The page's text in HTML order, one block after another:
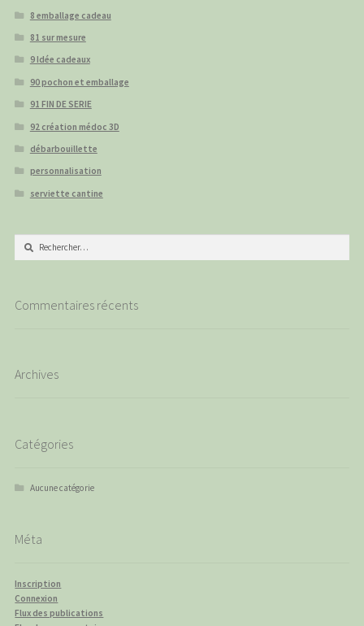
8 emballage cadeau
81 sur mesure
9 Idée cadeaux
90 pochon et emballage
91 FIN DE SERIE
92 création médoc 3D
débarbouillette
personnalisation
serviette cantine
Rechercher :
Commentaires récents
Archives
Catégories
Aucune catégorie
Méta
Inscription
Connexion
Flux des publications